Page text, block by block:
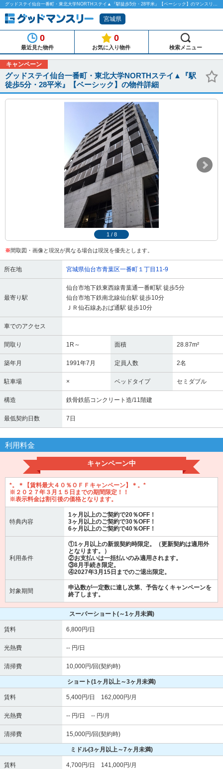
グッドステイ仙台一番町・東北大学NORTHステイ▲『駅徒歩5分・28平米』【ベーシック】のマンスリーマンション物件詳細「グッドマンスリー」
宮城県
0
最近見た物件
0
お気に入り物件 検索メニュー
キャンペーン
グッドステイ仙台一番町・東北大学NORTHステイ▲『駅
徒歩5分・28平米』【ベーシック】の物件詳細
1 / 8
※間取図・画像と現況が異なる場合は現況を優先とします。
所在地 宮城県仙台市青葉区一番町１丁目11-9
最寄り駅
仙台市地下鉄東西線青葉通一番町駅 徒歩5分
仙台市地下鉄南北線仙台駅 徒歩10分
ＪＲ仙石線あおば通駅 徒歩10分
車でのアクセス
間取り 1R～ 面積 28.87m²
築年月 1991年7月 定員人数 2名
駐車場 × ベッドタイプ セミダブル
構造 鉄骨鉄筋コンクリート造/11階建
最低契約日数 7日
利用料金
キャンペーン中
*。＊【賃料最大４０％ＯＦＦキャンペーン】＊。*
※２０２７年３月１５日までの期間限定！！
※表示料金は割引後の価格となります。
特典内容
1ヶ月以上のご契約で20％OFF！
3ヶ月以上のご契約で30％OFF！
6ヶ月以上のご契約で40％OFF！
利用条件
①1ヶ月以上の新規契約時限定。（更新契約は適用外
となります。）
②お支払いは一括払いのみ適用されます。
③8月手続き限定。
④2027年3月15日までのご退出限定。
対象期間
申込数が一定数に達し次第、予告なくキャンペーンを
終了します。
スーパーショート(～1ヶ月未満)
賃料 6,800円/日
光熱費 -- 円/日
清掃費 10,000円/回(契約時)
ショート(1ヶ月以上～3ヶ月未満)
賃料 5,400円/日 162,000円/月
光熱費 -- 円/日 -- 円/月
清掃費 15,000円/回(契約時)
ミドル(3ヶ月以上～7ヶ月未満)
賃料 4,700円/日 141,000円/月